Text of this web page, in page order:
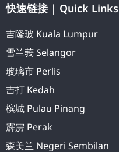
快速链接 | Quick Links
吉隆玻 Kuala Lumpur
雪兰莪 Selangor
玻璃市 Perlis
吉打 Kedah
槟城 Pulau Pinang
霹雳 Perak
森美兰 Negeri Sembilan